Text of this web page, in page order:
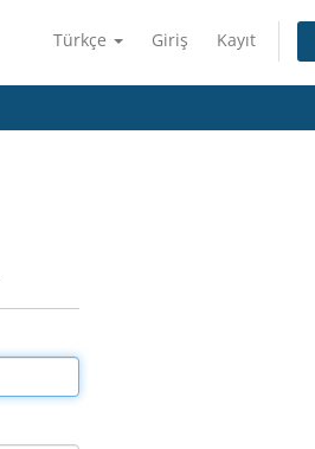
Türkçe Giriş Kayıt